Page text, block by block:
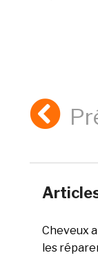
Cheveux
les